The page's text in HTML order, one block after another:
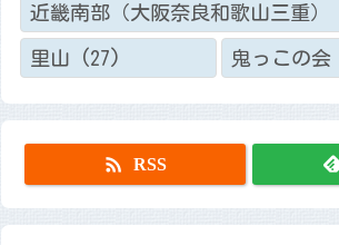
近畿南部（大阪奈良和歌山三重）
里山 (27) 鬼っこの会
 RSS